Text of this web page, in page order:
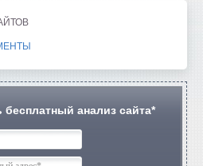
бесплатный анализ сайта*